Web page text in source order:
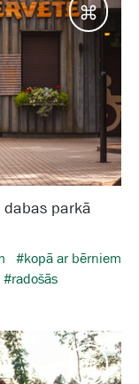
dabas parkā
#kopā ar bērniem
#radošās